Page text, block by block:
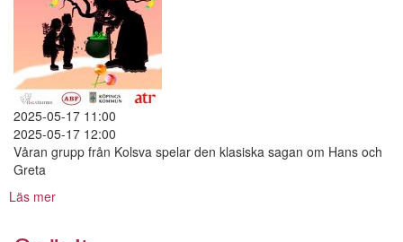
2025-05-17 11:00
2025-05-17 12:00
Våran grupp från Kolsva spelar den klasiska sagan om Hans och
Greta
Läs mer